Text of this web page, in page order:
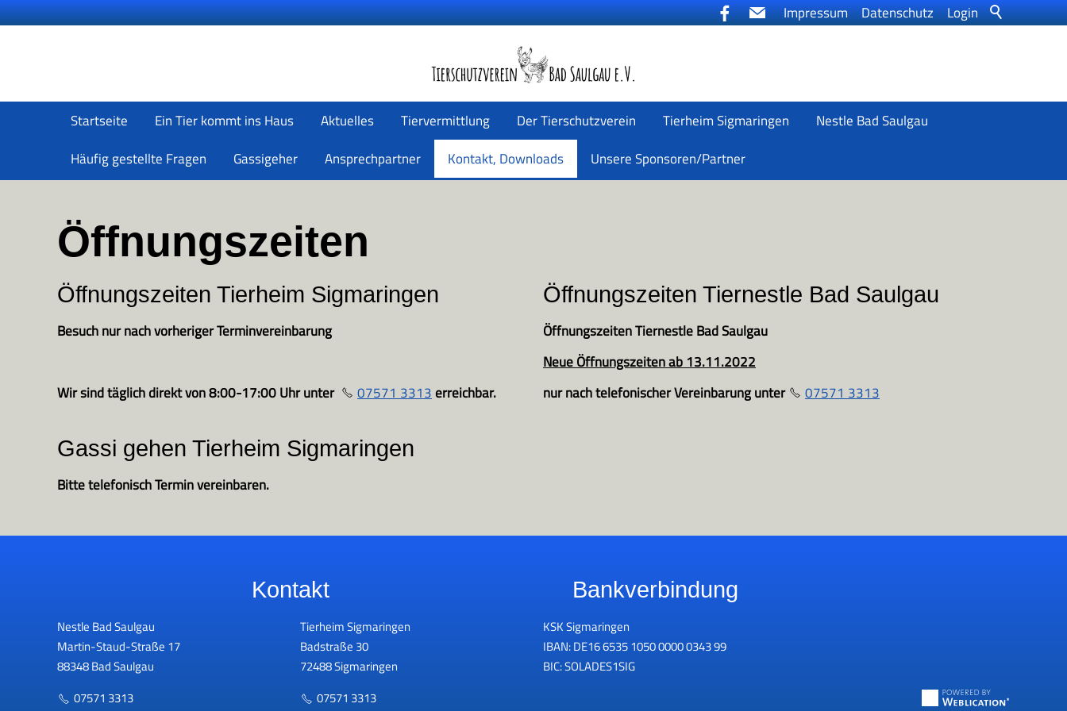
Login
Datenschutz
Impressum
Startseite Ein Tier kommt ins Haus Aktuelles Tiervermittlung Der Tierschutzverein Tierheim Sigmaringen
Nestle Bad Saulgau
Häufig gestellte Fragen
Gassigeher Ansprechpartner Kontakt, Downloads Unsere Sponsoren/Partner
Öffnungszeiten
Öffnungszeiten Tierheim Sigmaringen
Besuch nur nach vorheriger Terminvereinbarung
Wir sind täglich direkt von 8:00-17:00 Uhr unter 07571 3313erreichbar.
Gassi gehen Tierheim Sigmaringen
Bitte telefonisch Termin vereinbaren.
Öffnungszeiten Tiernestle Bad Saulgau
Öffnungszeiten Tiernestle Bad Saulgau
Neue Öffnungszeiten ab 13.11.2022
nur nach telefonischer Vereinbarung unter
07571 3313
Kontakt
Nestle Bad Saulgau
Martin-Staud-Straße 17
88348 Bad Saulgau
07571 3313
Tierheim Sigmaringen
Badstraße 30
72488 Sigmaringen
07571 3313
Bankverbindung
KSK Sigmaringen
IBAN: DE16 6535 1050 0000 0343 99
BIC: SOLADES1SIG